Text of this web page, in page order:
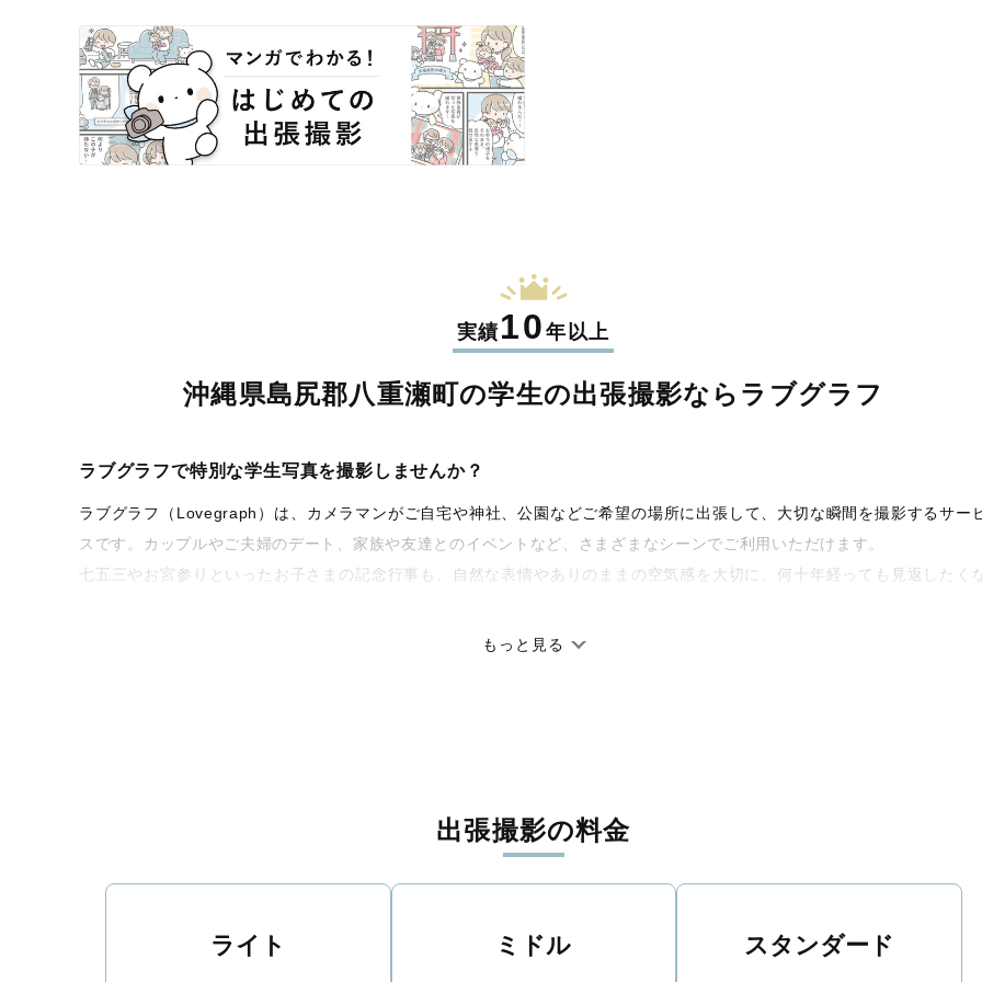
実績10年以上
沖縄県島尻郡八重瀬町の学生の出張撮影なら ラブグラフ
ラブグラフで特別な学生写真を撮影しませんか？
ラブグラフ（Lovegraph）は、カメラマンがご自宅や神社、公園などご希望の場所に出張して、大切な瞬間を撮影するサー
スです。カップルやご夫婦のデート、家族や友達とのイベントなど、さまざまなシーンでご利用いただけます。
七五三やお宮参りといったお子さまの記念行事も、自然な表情やありのままの空気感を大切に、何十年経っても見返したく
撮影後は、独自の編集技術で写真の明るさや色合いを丁寧に調整。自然な雰囲気を残しつつも、おしゃれで洗練された仕上が
い。
もっと見る
出張撮影の料金
ライト ミドル スタンダード